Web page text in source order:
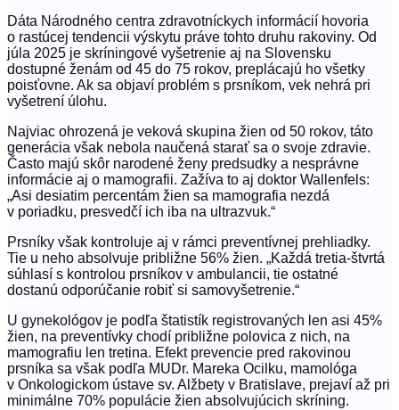
Dáta Národného centra zdravotníckych informácií hovoria
o rastúcej tendencii výskytu práve tohto druhu rakoviny. Od
júla 2025 je skríningové vyšetrenie aj na Slovensku
dostupné ženám od 45 do 75 rokov, preplácajú ho všetky
poisťovne. Ak sa objaví problém s prsníkom, vek nehrá pri
vyšetrení úlohu.
Najviac ohrozená je veková skupina žien od 50 rokov, táto
generácia však nebola naučená starať sa o svoje zdravie.
Často majú skôr narodené ženy predsudky a nesprávne
informácie aj o mamografii. Zažíva to aj doktor Wallenfels:
„Asi desiatim percentám žien sa mamografia nezdá
v poriadku, presvedčí ich iba na ultrazvuk.“
Prsníky však kontroluje aj v rámci preventívnej prehliadky.
Tie u neho absolvuje približne 56% žien. „Každá tretia-štvrtá
súhlasí s kontrolou prsníkov v ambulancii, tie ostatné
dostanú odporúčanie robiť si samovyšetrenie.“
U gynekológov je podľa štatistík registrovaných len asi 45%
žien, na preventívky chodí približne polovica z nich, na
mamografiu len tretina. Efekt prevencie pred rakovinou
prsníka sa však podľa MUDr. Mareka Ocilku, mamológa
v Onkologickom ústave sv. Alžbety v Bratislave, prejaví až pri
minimálne 70% populácie žien absolvujúcich skríning.